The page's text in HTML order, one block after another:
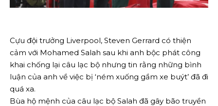
Cựu đội trưởng Liverpool, Steven Gerrard có thiện
cảm với Mohamed Salah sau khi anh bộc phát công
khai chống lại câu lạc bộ nhưng tin rằng những bình
luận của anh về việc bị ‘ném xuống gầm xe buýt’ đã đi
quá xa.
Bùa hộ mệnh của câu lạc bộ Salah đã gây bão truyền